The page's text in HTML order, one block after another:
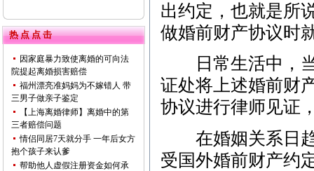
热 点 点 击
因家庭暴力致使离婚的可向法
院提起离婚损害赔偿
福州漂亮准妈妈为不嫁错人 带
三男子做亲子鉴定
【上海离婚律师】离婚中的第
三者赔偿问题
情侣同居7天就分手 一年后女方
抱个孩子来认爹
帮助他人虚假注册资金如何承
出约定，也就是所
做婚前财产协议时
日常生活中，当
证处将上述婚前财
协议进行律师见证
在婚姻关系日趋
受国外婚前财产约